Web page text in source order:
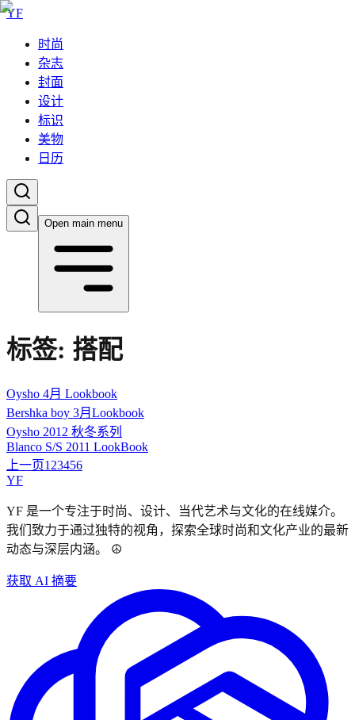
YF
时尚
杂志
封面
设计
标识
美物
日历
Open main menu
标签: 搭配
Oysho 4月 Lookbook
Bershka boy 3月Lookbook
Oysho 2012 秋冬系列
Blanco S/S 2011 LookBook
上一页1 23456
YF
YF 是一个专注于时尚、设计、当代艺术与文化的在线媒介。
我们致力于通过独特的视角，探索全球时尚和文化产业的最新
动态与深层内涵。 ☮︎
获取 AI 摘要